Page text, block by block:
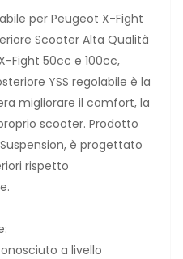
per Peugeot X-Fight
Scooter Alta Qualità
Fight 50cc e 100cc,
YSS regolabile è la
migliorare il comfort, la
scooter. Prodotto
è progettato
rispetto
a livello